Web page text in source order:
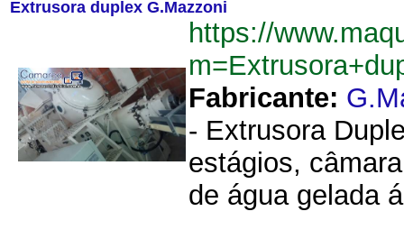
Extrusora duplex G.Mazzoni
https://
Fabricante:
- Extrusora
estágios,
de água gelada